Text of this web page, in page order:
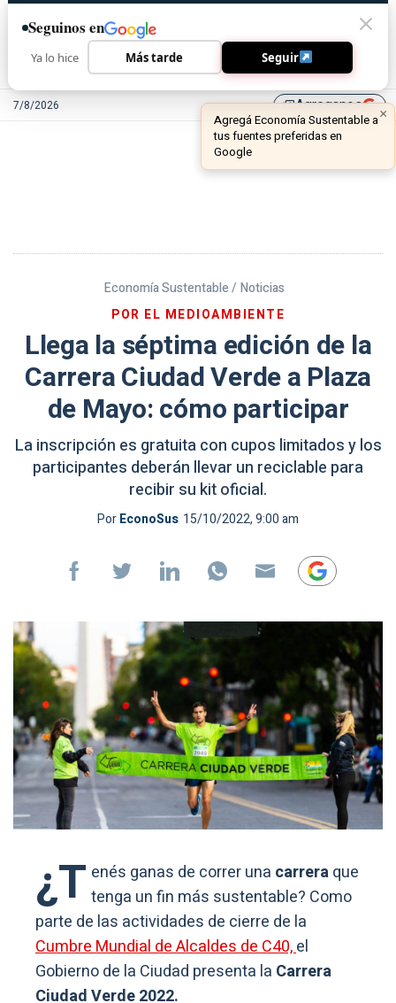
7/8/2026 library_addAgreganos
Economía Sustentable / Noticias
POR EL MEDIOAMBIENTE
Llega la séptima edición de la
Carrera Ciudad Verde a Plaza
de Mayo: cómo participar
La inscripción es gratuita con cupos limitados y los
participantes deberán llevar un reciclable para
recibir su kit oficial.
PorEconoSus 15/10/2022, 9:00 am
¿T enés ganas de correr una carreraque
tenga un fin más sustentable? Como
parte de las actividades de cierre de la
Cumbre Mundial de Alcaldes de C40,el
Gobierno de la Ciudad presenta la Carrera
Ciudad Verde 2022.
Seguinos en
Ya lo hice Más tarde Seguir